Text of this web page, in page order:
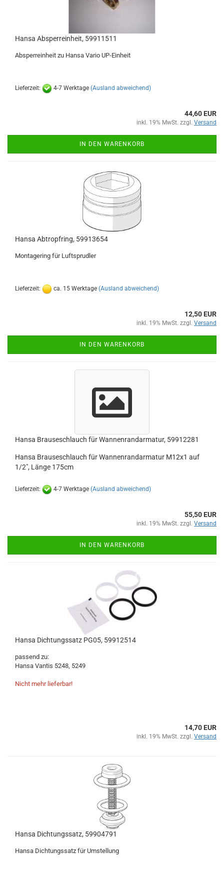
Hansa Absperreinheit, 59911511
Absperreinheit zu Hansa Vario UP-Einheit
Lieferzeit: 4-7 Werktage (Ausland abweichend)
44,60 EUR
inkl. 19% MwSt. zzgl. Versand
IN DEN WARENKORB
Hansa Abtropfring, 59913654
Montagering für Luftsprudler
Lieferzeit: ca. 15 Werktage (Ausland abweichend)
12,50 EUR
inkl. 19% MwSt. zzgl. Versand
IN DEN WARENKORB
Hansa Brauseschlauch für Wannenrandarmatur, 59912281
Hansa Brauseschlauch für Wannenrandarmatur M12x1 auf
1/2", Länge 175cm
Lieferzeit: 4-7 Werktage (Ausland abweichend)
55,50 EUR
inkl. 19% MwSt. zzgl. Versand
IN DEN WARENKORB
Hansa Dichtungssatz PG05, 59912514
passend zu:
Hansa Vantis 5248, 5249
Nicht mehr lieferbar!
14,70 EUR
inkl. 19% MwSt. zzgl. Versand
Hansa Dichtungssatz, 59904791
Hansa Dichtungssatz für Umstellung